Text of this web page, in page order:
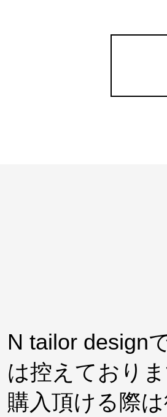
N tailor design
は控えており
購入頂ける際